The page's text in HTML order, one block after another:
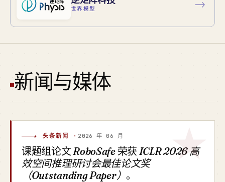
世界模型 →
新闻与媒体
★ 头条新闻 · 2026 年 06 月
课题组论文RoboSafe荣获 ICLR 2026 高
效空间推理研讨会最佳论文奖
（Outstanding Paper） 。